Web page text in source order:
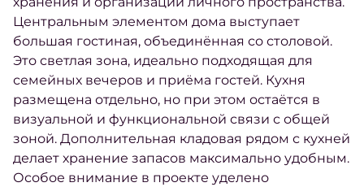
Центральным элементом дома выступает
большая гостиная, объединённая со столовой.
Это светлая зона, идеально подходящая для
семейных вечеров и приёма гостей. Кухня
размещена отдельно, но при этом остаётся в
визуальной и функциональной связи с общей
зоной. Дополнительная кладовая рядом с кухней
делает хранение запасов максимально удобным.
Особое внимание в проекте уделено